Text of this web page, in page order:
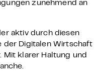
zunehmend an
aktiv durch diesen
der Digitalen Wirtschaft
klarer Haltung und